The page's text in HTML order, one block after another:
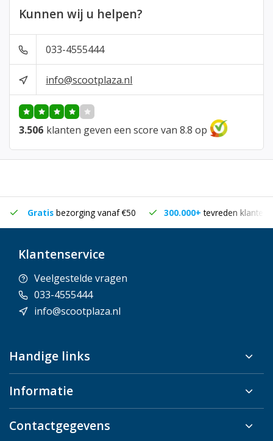
Kunnen wij u helpen?
033-4555444
info@scootplaza.nl
3.506 klanten geven een score van 8.8 op
Gratis bezorging vanaf €50 300.000+tevreden klanten
Klantenservice
Veelgestelde vragen
033-4555444
info@scootplaza.nl
Handige links
Informatie
Contactgegevens